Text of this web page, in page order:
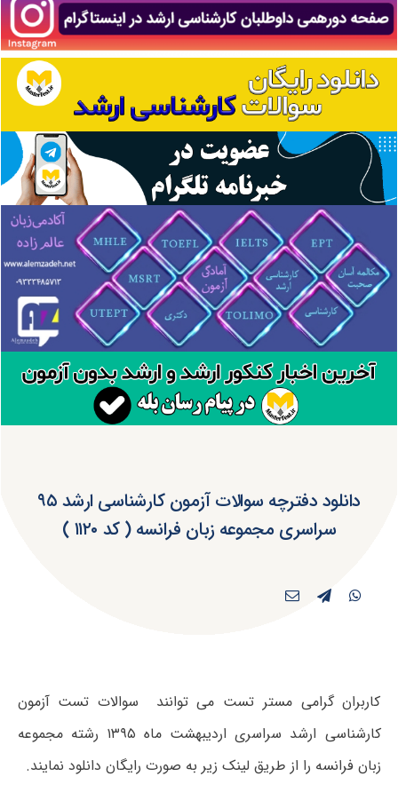
دانلود دفترچه سوالات آزمون کارشناسی ارشد ۹۵
سراسری مجموعه زبان فرانسه ( کد ۱۱۲۰ )
کاربران گرامی مستر تست می توانند سوالات تست آزمون
کارشناسی ارشد سراسری اردیبهشت ماه ۱۳۹۵ رشته مجموعه
زبان فرانسه را از طریق لینک زیر به صورت رایگان دانلود نمایند.